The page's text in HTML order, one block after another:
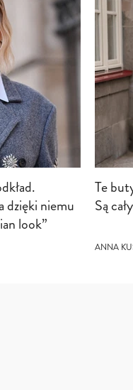
dzięki niemu
look”
Te
Są
ANNA